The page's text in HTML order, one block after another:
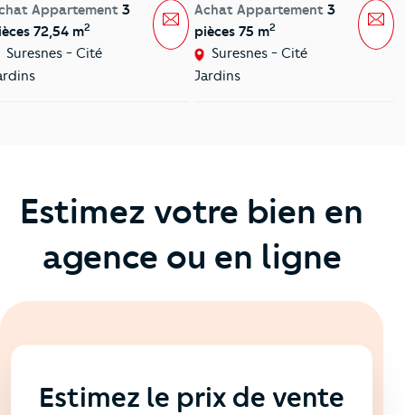
Appartement 3
72,54 m2
Suresnes - Cité
Message
Achat Appartement 3
pièces 75 m2
Suresnes - Cité
Jardins
Estimez votre bien en
agence ou en ligne
Estimez le prix de vente